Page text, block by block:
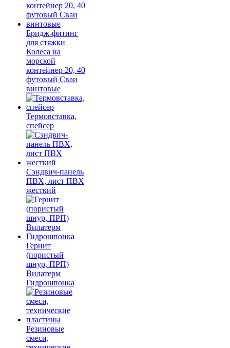
Бридж-фитинг
для стяжки
Колеса на
морской
контейнер 20, 40
футовый Сваи
винтовые
Термовставка,
спейсер
Сэндвич-панель
ПВХ, лист ПВХ
жесткий
Гернит
(пористый
шнур, ПРП)
Вилатерм
Гидрошпонка
Резиновые
смеси,